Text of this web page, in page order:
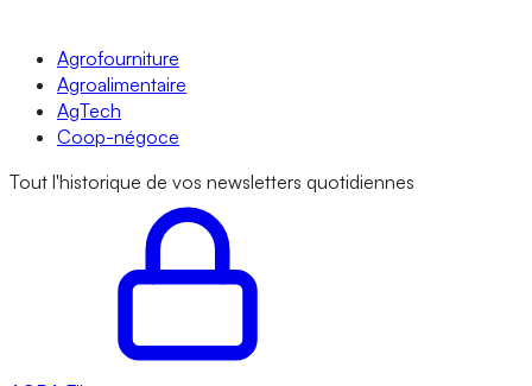
Agrofourniture
Agroalimentaire
AgTech
Coop-négoce
Tout l'historique de vos newsletters quotidiennes